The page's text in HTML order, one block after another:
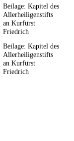
Beilage: Kapitel des
Allerheiligenstifts
an Kurfürst
Friedrich
Beilage: Kapitel des
Allerheiligenstifts
an Kurfürst
Friedrich